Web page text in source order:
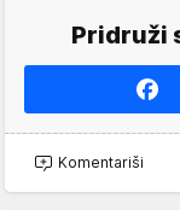
Pridruži
Komentariši